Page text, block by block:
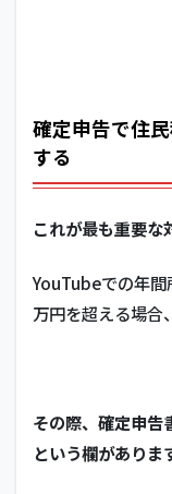
確定申告で住
する
これが最も重要な
YouTubeでの年
万円を超える場合
その際、確定申告
という欄がありま